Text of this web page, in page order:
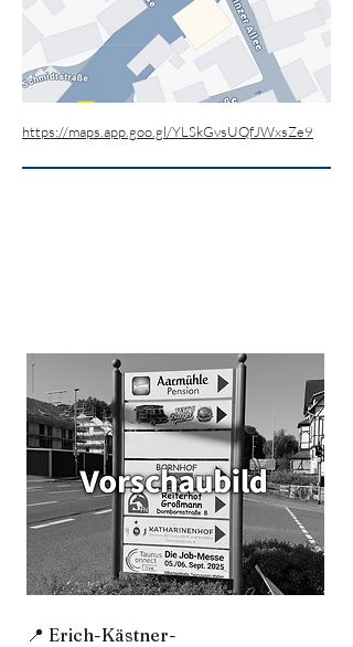
https://maps.app.goo.gl/YLSkGvsUQfJWxsZe9
📍 Erich-Kästner-